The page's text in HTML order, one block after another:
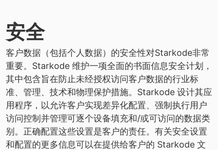
安全
客户数据（包括个人数据）的安全性对Starkode非常
重要。Starkode 维护一项全面的书面信息安全计划，
其中包含旨在防止未经授权访问客户数据的行业标
准、管理、技术和物理保护措施。Starkode 设计其应
用程序，以允许客户实现差异化配置、强制执行用户
访问控制并管理可逐个设备填充和/或可访问的数据类
别。正确配置这些设置是客户的责任。有关安全设置
和配置的更多信息可以在提供给客户的 Starkode 文